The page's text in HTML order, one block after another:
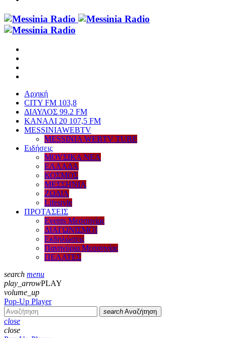
Αρχική
CITY FM 103,8
ΔΙΑΥΛΟΣ 99.2 FM
ΚΑΝΑΛΙ 20 107,5 FM
MESSINIAWEBTV
MESSINIA WEBTV TUBE
Eιδήσεις
ΜΟΥΣΙΚΑ ΝΕΑ
ΕΛΛΑΔΑ
ΚΟΣΜΟΣ
ΜΕΣΣΗΝΙΑ
ΖΩΔΙΑ
Lifestyle
ΠΡΟΤΑΣΕΙΣ
Events Μεσσηνίας
ΔΙΑΓΩΝΙΣΜΟΙ
Εκδηλώσεις
Πανηγύρια Μεσσηνίας
ΠΕΛΑΤΕΣ
search menu
play_arrowPLAY
volume_up
Pop-Up Player
search Αναζήτηση
close
close